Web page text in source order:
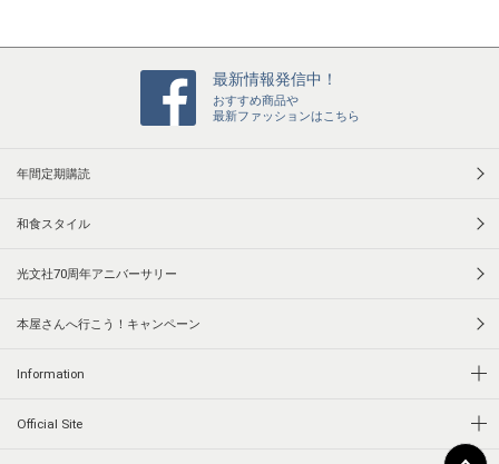
最新情報発信中！
おすすめ商品や
最新ファッションはこちら
年間定期購読
和食スタイル
光文社70周年アニバーサリー
本屋さんへ行こう！キャンペーン
Information
Official Site